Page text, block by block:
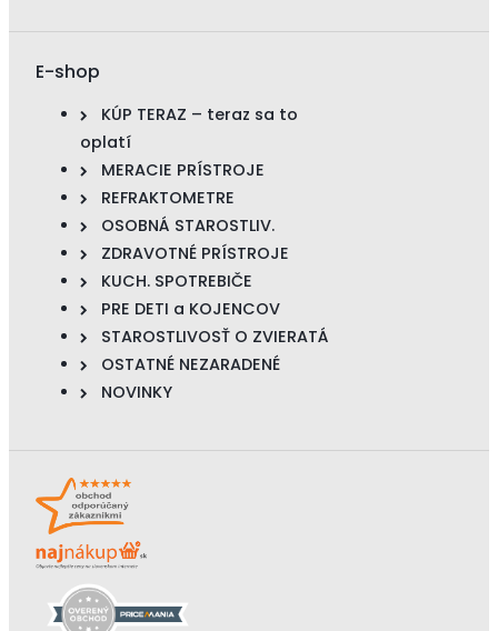
E-shop
KÚP TERAZ – teraz sa to
oplatí
MERACIE PRÍSTROJE
REFRAKTOMETRE
OSOBNÁ STAROSTLIV.
ZDRAVOTNÉ PRÍSTROJE
KUCH. SPOTREBIČE
PRE DETI a KOJENCOV
STAROSTLIVOSŤ O ZVIERATÁ
OSTATNÉ NEZARADENÉ
NOVINKY